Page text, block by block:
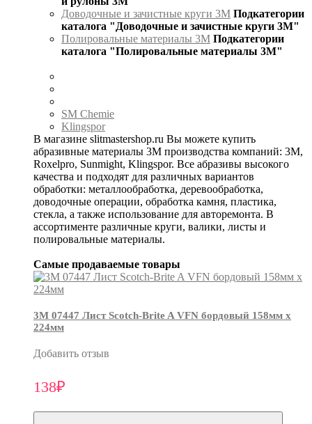
Доводочные и зачистные круги 3М Подкатегории
каталога "Доводочные и зачистные круги 3М"
Полировальные материалы 3М Подкатегории
каталога "Полировальные материалы 3М"
SM Chemie
Klingspor
В магазине slitmastershop.ru Вы можете купить
абразивные материалы 3М производства компаний: 3М,
Roxelpro, Sunmight, Klingspor. Все абразивы высокого
качества и подходят для различных вариантов
обработки: металлообработка, деревообработка,
доводочные операции, обработка камня, пластика,
стекла, а также использование для авторемонта. В
ассортименте различные круги, валики, листы и
полировальные материалы.
Самые продаваемые товары
3М 07447 Лист Scotch-Brite A VFN бордовый 158мм х
224мм
Добавить отзыв
138₽